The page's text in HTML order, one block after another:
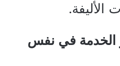
الأليفة.
الخدمة في نفس